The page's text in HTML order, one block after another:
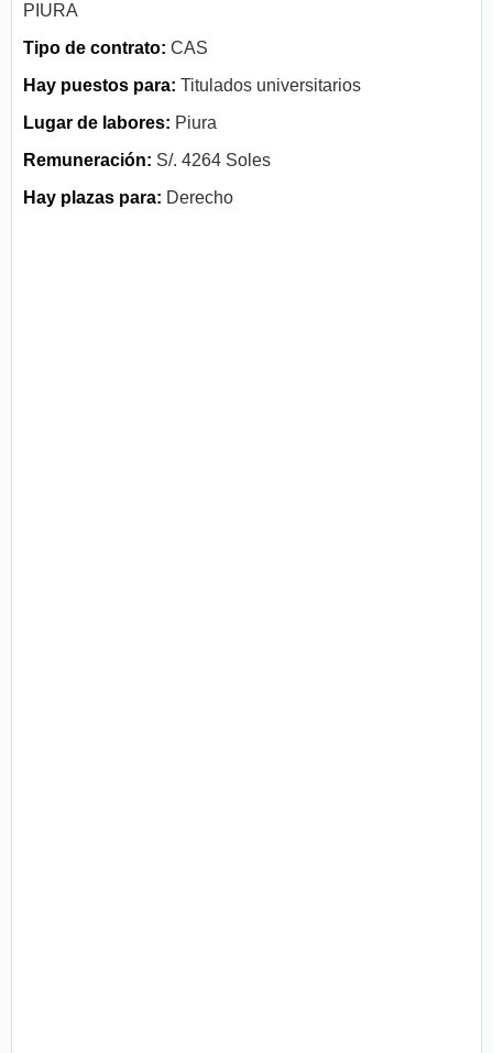
PIURA
Tipo de contrato: CAS
Hay puestos para: Titulados universitarios
Lugar de labores: Piura
Remuneración: S/. 4264 Soles
Hay plazas para: Derecho